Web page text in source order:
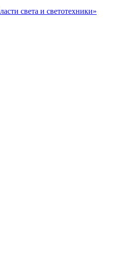
света и светотехники»